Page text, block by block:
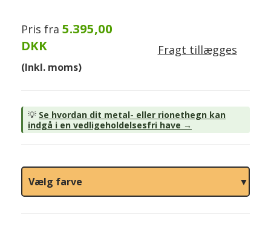
Pris fra 5.395,00
DKK
(Inkl. moms)
Fragt tillægges
💡 Se hvordan dit metal- eller rionethegn kan
indgå i en vedligeholdelsesfri have →
Vælg farve